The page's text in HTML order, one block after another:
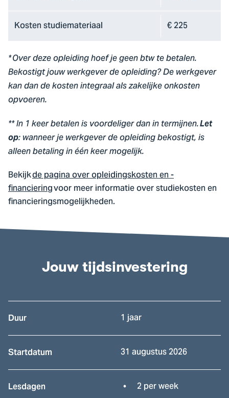
Kosten studiemateriaal
€ 225
* Over deze opleiding hoef je geen btw te betalen.
Bekostigt jouw werkgever de opleiding? De werkgever
kan dan dekosten integraal als zakelijke onkosten
opvoeren.
**In 1 keerbetalen is voordeliger dan in termijnen.Let
op: wanneer je werkgeverde opleidingbekostigt, is
alleen betalingin één keer mogelijk.
Bekijkde pagina over opleidingskosten en -
financieringvoor meer informatie over studiekosten en
financieringsmogelijkheden.
Jouw tijdsinvestering
Duur 1 jaar
Startdatum 31 augustus 2026
Lesdagen
2 per week